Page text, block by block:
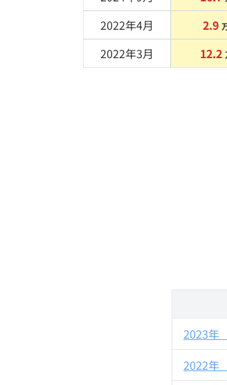
2022年4月
2.9
2022年3月
12.2
2023年
2022年